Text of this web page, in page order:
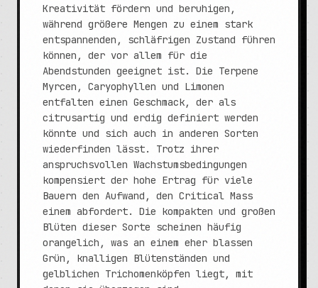
Kreativität fördern und beruhigen,
während größere Mengen zu einem stark
entspannenden, schläfrigen Zustand führen
können, der vor allem für die
Abendstunden geeignet ist. Die Terpene
Myrcen, Caryophyllen und Limonen
entfalten einen Geschmack, der als
citrusartig und erdig definiert werden
könnte und sich auch in anderen Sorten
wiederfinden lässt. Trotz ihrer
anspruchsvollen Wachstumsbedingungen
kompensiert der hohe Ertrag für viele
Bauern den Aufwand, den Critical Mass
einem abfordert. Die kompakten und großen
Blüten dieser Sorte scheinen häufig
orangelich, was an einem eher blassen
Grün, knalligen Blütenständen und
gelblichen Trichomenköpfen liegt, mit